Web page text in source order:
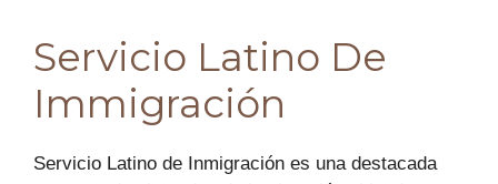
Servicio Latino De
Immigración
Servicio Latino de Inmigración es una destacada